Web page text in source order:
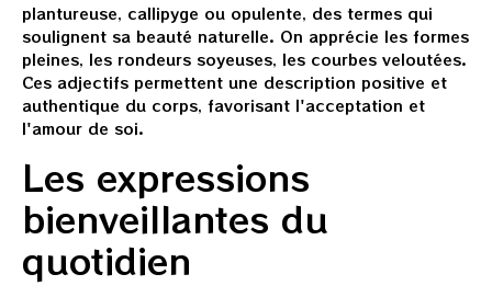
plantureuse, callipyge ou opulente, des termes qui
soulignent sa beauté naturelle. On apprécie les formes
pleines, les rondeurs soyeuses, les courbes veloutées.
Ces adjectifs permettent une description positive et
authentique du corps, favorisant l'acceptation et
l'amour de soi.
Les expressions
bienveillantes du
quotidien